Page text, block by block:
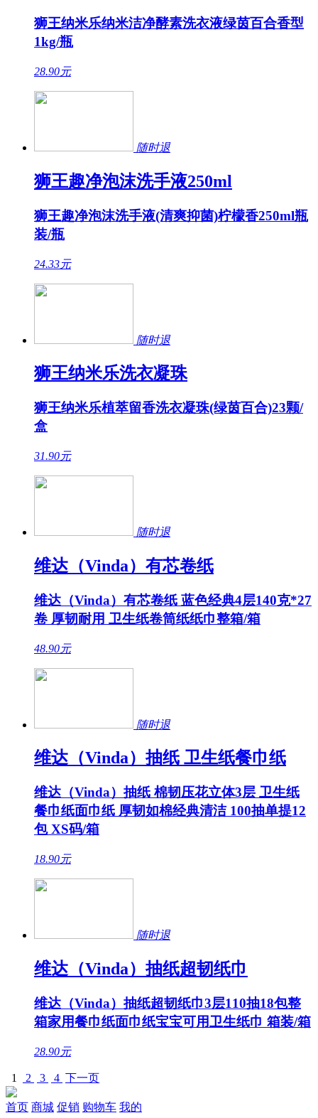
狮王纳米乐纳米洁净酵素洗衣液绿茵百合香型
1kg/瓶
28.90元
随时退
狮王趣净泡沫洗手液250ml
狮王趣净泡沫洗手液(清爽抑菌)柠檬香250ml瓶
装/瓶
24.33元
随时退
狮王纳米乐洗衣凝珠
狮王纳米乐植萃留香洗衣凝珠(绿茵百合)23颗/
盒
31.90元
随时退
维达（Vinda）有芯卷纸
维达（Vinda）有芯卷纸 蓝色经典4层140克*27
卷 厚韧耐用 卫生纸卷筒纸纸巾整箱/箱
48.90元
随时退
维达（Vinda）抽纸 卫生纸餐巾纸
维达（Vinda）抽纸 棉韧压花立体3层 卫生纸
餐巾纸面巾纸 厚韧如棉经典清洁 100抽单提12
包 XS码/箱
18.90元
随时退
维达（Vinda）抽纸超韧纸巾
维达（Vinda）抽纸超韧纸巾3层110抽18包整
箱家用餐巾纸面巾纸宝宝可用卫生纸巾 箱装/箱
28.90元
1 2 3 4 下一页
首页 商城 促销 购物车 我的